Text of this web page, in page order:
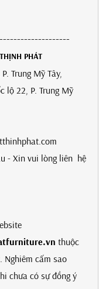
PHÁT
Trung Mỹ Tây,
lộ 22, P. Trung Mỹ
- Xin vui lòng liên hệ
thuộc
Nghiêm cấm sao
chưa có sự đồng ý